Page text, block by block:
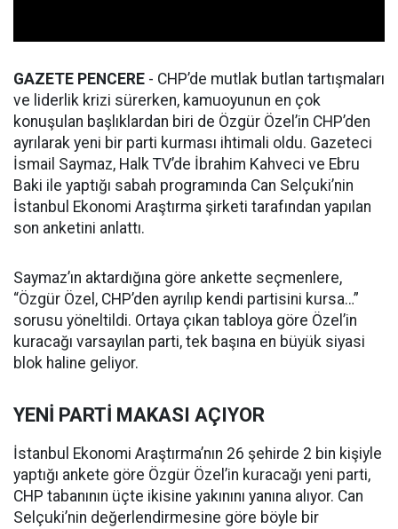
GAZETE PENCERE - CHP’de mutlak butlan tartışmaları
ve liderlik krizi sürerken, kamuoyunun en çok
konuşulan başlıklardan biri de Özgür Özel’in CHP’den
ayrılarak yeni bir parti kurması ihtimali oldu. Gazeteci
İsmail Saymaz, Halk TV’de İbrahim Kahveci ve Ebru
Baki ile yaptığı sabah programında Can Selçuki’nin
İstanbul Ekonomi Araştırma şirketi tarafından yapılan
son anketini anlattı.
Saymaz’ın aktardığına göre ankette seçmenlere,
“Özgür Özel, CHP’den ayrılıp kendi partisini kursa…”
sorusu yöneltildi. Ortaya çıkan tabloya göre Özel’in
kuracağı varsayılan parti, tek başına en büyük siyasi
blok haline geliyor.
YENİ PARTİ MAKASI AÇIYOR
İstanbul Ekonomi Araştırma’nın 26 şehirde 2 bin kişiyle
yaptığı ankete göre Özgür Özel’in kuracağı yeni parti,
CHP tabanının üçte ikisine yakınını yanına alıyor. Can
Selçuki’nin değerlendirmesine göre böyle bir